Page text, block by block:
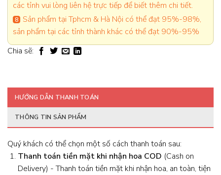
các tỉnh vui lòng liên hệ trực tiếp để biết thêm chi tiết.
Sản phẩm tại Tphcm & Hà Nội có thể đạt 95%-98%,
sản phẩm tại các tỉnh thành khác có thể đạt 90%-95%
Chia sẽ:
HƯỚNG DẪN THANH TOÁN
THÔNG TIN SẢN PHẨM
Quý khách có thể chọn một số cách thanh toán sau:
Thanh toán tiền mặt khi nhận hoa COD (Cash on
Delivery) - Thanh toán tiền mặt khi nhận hoa, an toàn, tiện